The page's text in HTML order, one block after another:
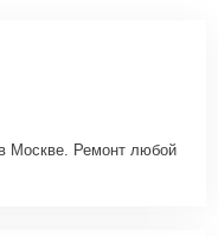
Москве. Ремонт любой